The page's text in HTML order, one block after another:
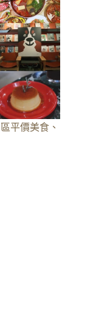
平價美食、